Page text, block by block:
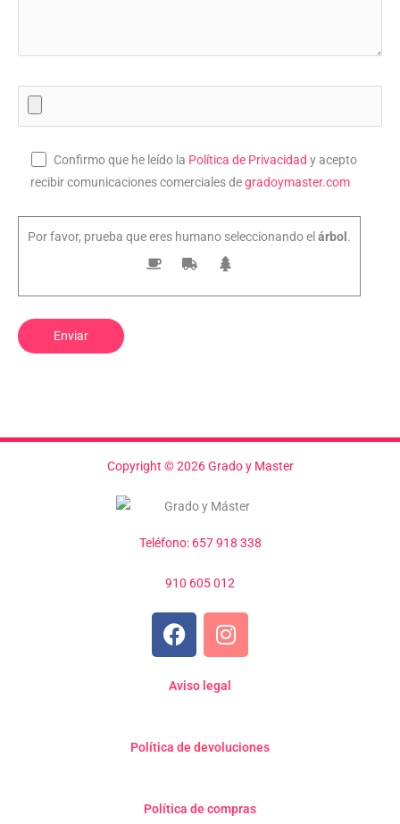
Confirmo que he leído la Política de Privacidad y acepto
recibir comunicaciones comerciales degradoymaster.com
Por favor, prueba que eres humano seleccionando el árbol .
Copyright © 2026 Grado y Master
Teléfono: 657 918 338
910 605 012
F
a
e
o
I
n
t
r
m
Aviso legal
Política de devoluciones
Política de compras